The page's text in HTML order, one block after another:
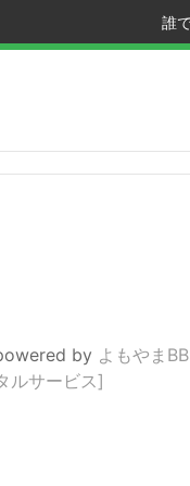
誰
by よもやま
ルサービス]